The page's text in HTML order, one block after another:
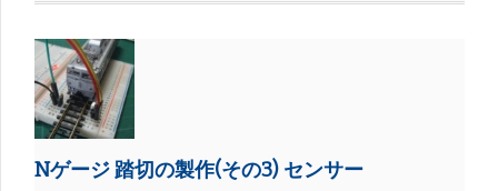
Nゲージ 踏切の製作(その3) センサー